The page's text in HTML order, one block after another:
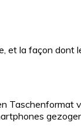
la façon dont